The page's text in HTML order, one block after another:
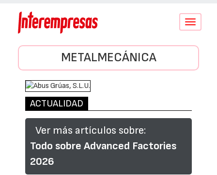
Conmutar
METALMECÁNICA
ACTUALIDAD
Ver más artículos sobre:
Todo sobre Advanced Factories
2026